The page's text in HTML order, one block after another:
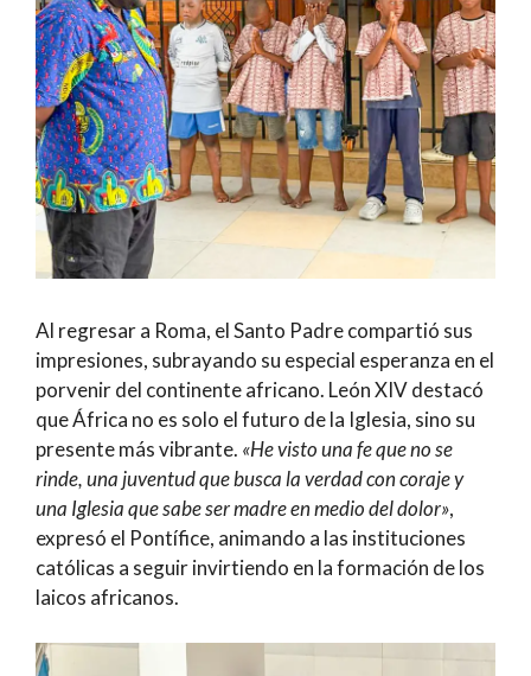
Al regresar a Roma, el Santo Padre compartió sus
impresiones, subrayando su especial esperanza en el
porvenir del continente africano. León XIV destacó
que África no es solo el futuro de la Iglesia, sino su
presente más vibrante. «He visto una fe que no se
rinde, una juventud que busca la verdad con coraje y
una Iglesia que sabe ser madre en medio del dolor»,
expresó el Pontífice, animando a las instituciones
católicas a seguir invirtiendo en la formación de los
laicos africanos.